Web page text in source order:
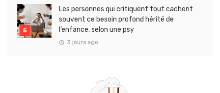
Les personnes qui critiquent tout cachent
souvent ce besoin profond hérité de
l’enfance, selon une psy
3 jours ago